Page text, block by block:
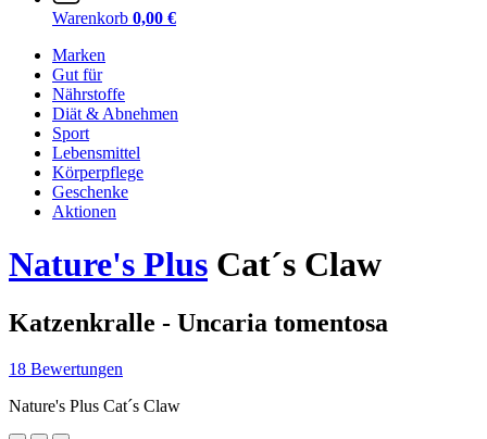
Warenkorb 0,00 €
Marken
Gut für
Nährstoffe
Diät & Abnehmen
Sport
Lebensmittel
Körperpflege
Geschenke
Aktionen
Nature's Plus Cat´s Claw
Katzenkralle - Uncaria tomentosa
18 Bewertungen
Nature's Plus Cat´s Claw